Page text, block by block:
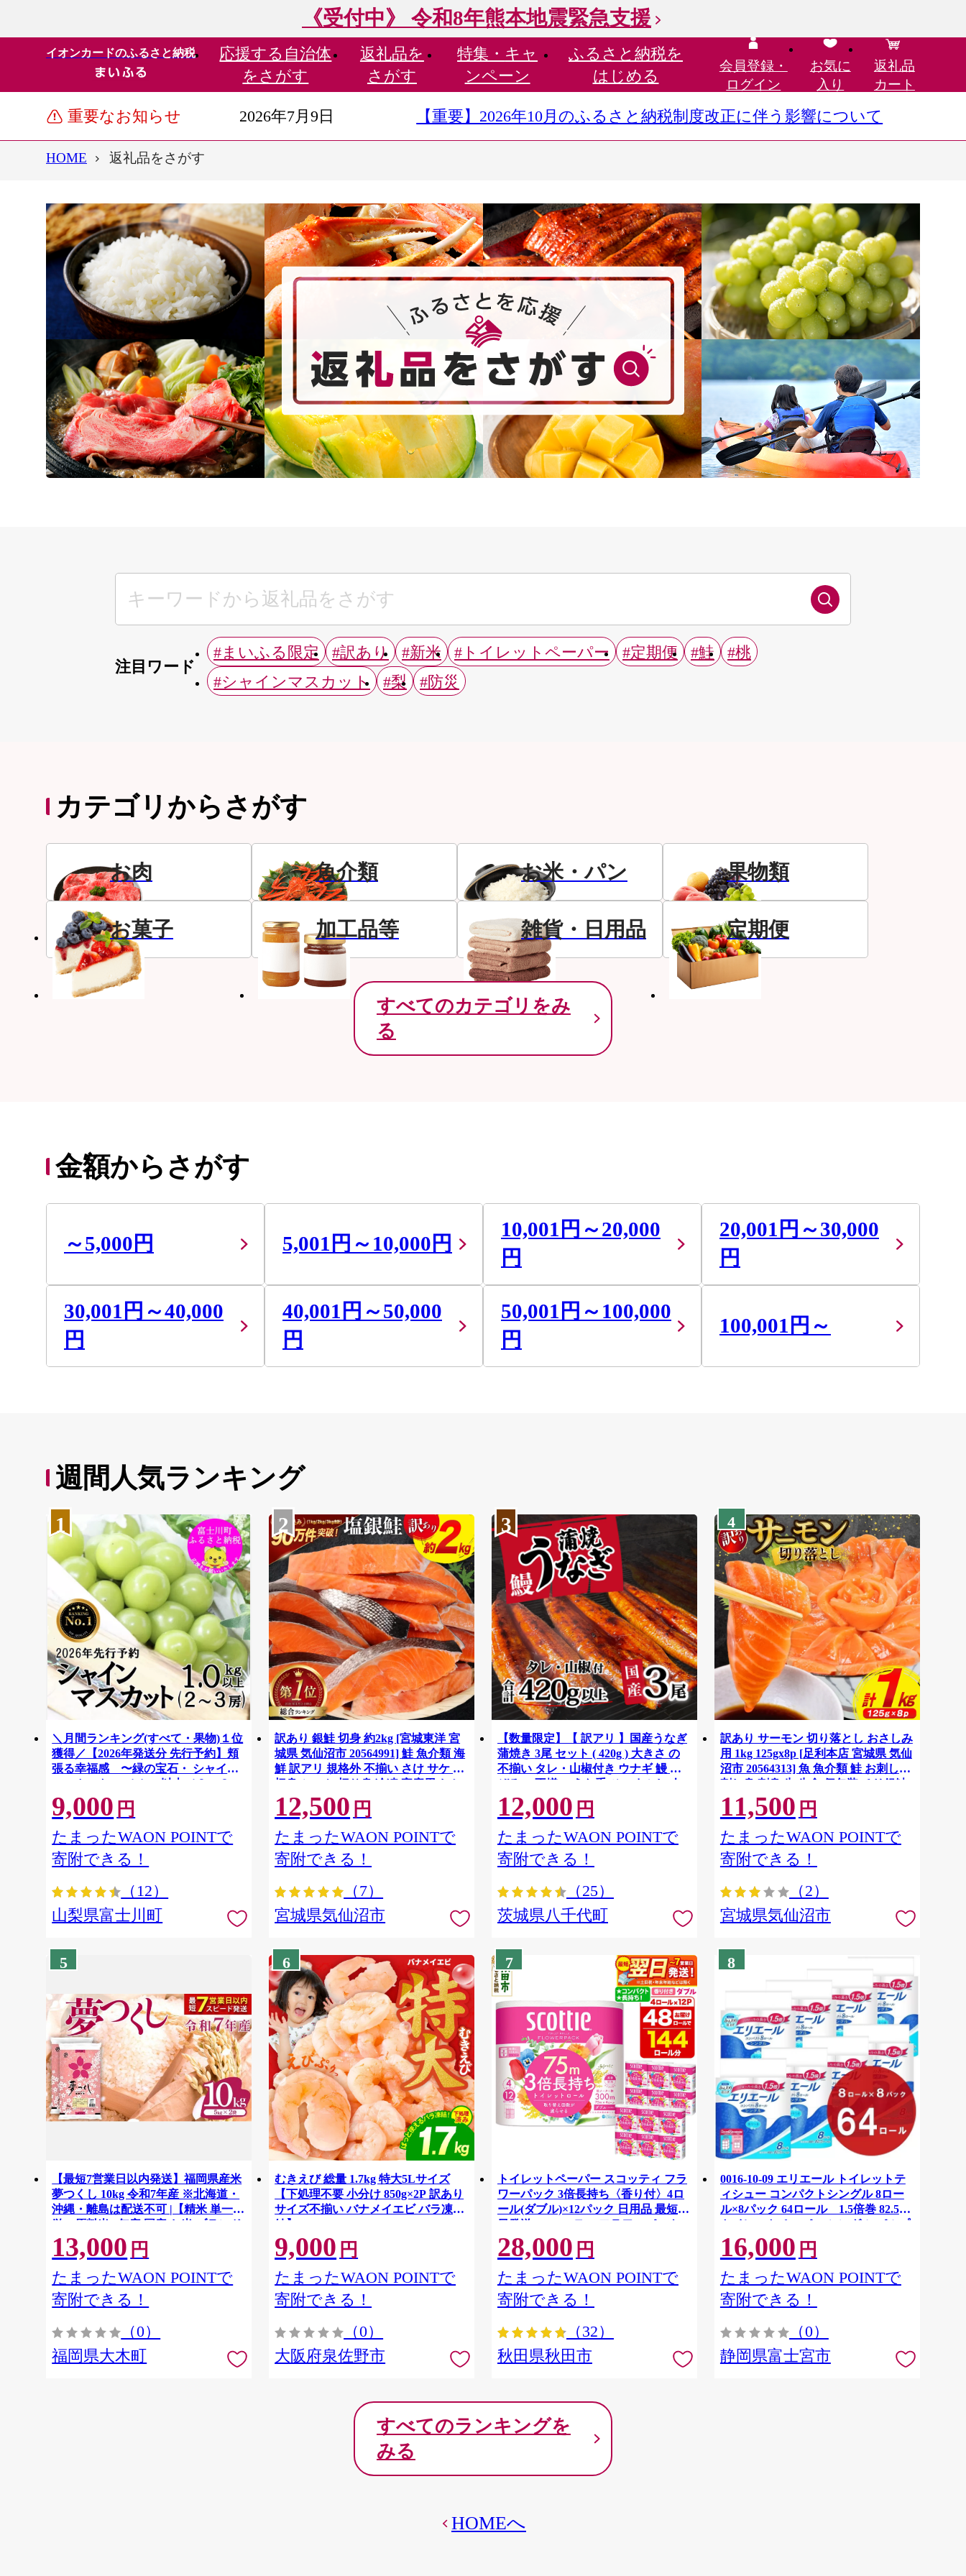
《受付中》 令和8年熊本地震緊急支援
イオンカードのふるさと納税 応援する 自治体
をさがす
返礼品を
さがす
特集・ キャ
ンペーン
ふるさと納税を
はじめる
会員登録・
ログイン
お気に
入り
返礼品
カート
重要なお知らせ 2026年7月9日 【重要】2026年10月のふるさと納税制度改正に伴う影響について
HOME 返礼品をさがす
注目ワード
#まいふる限定 #訳あり #新米 #トイレットペーパー #定期便 #鮭
#桃
#シャインマスカット
#梨 #防災
カテゴリからさがす
お肉 魚介類 お米・パン 果物類
お菓子 加工品等 雑貨・日用品 定期便
すべてのカテゴリをみ
る
金額からさがす
～5,000円 5,001円～10,000円
10,001円～20,000
円
20,001円～30,000
円
30,001円～40,000
円
40,001円～50,000
円
50,001円～100,000
円
100,001円～
週間人気ランキング
1
＼月間ランキング(すべて・果物)１位
獲得／【2026年発送分 先行予約】頬
張る幸福感 〜緑の宝石・ シャイン
マスカット 〜 １ｋｇ以上（２〜３
房） フルーツ 山梨県産 果物 くだも
の シャイン マスカット ぶどう ブド
ウ 葡萄 大粒 種なし 先行予約 富士川
町 10000円 一万円 9000円 九千円
9,000 円
たまったWAON POINTで
寄附できる！
（12）
山梨県富士川町
2
訳あり 銀鮭 切身 約2kg [宮城東洋 宮
城県 気仙沼市 20564991] 鮭 魚介類 海
鮮 訳アリ 規格外 不揃い さけ サケ 鮭
切身 シャケ 切り身 冷凍 家庭用 おか
ず 弁当 支援 サーモン 銀鮭切り身 魚
わけあり
12,500 円
たまったWAON POINTで
寄附できる！
（7）
宮城県気仙沼市
3
【数量限定】【 訳アリ 】国産うなぎ
蒲焼き 3尾 セット ( 420g ) 大きさ の
不揃い タレ・山椒付き ウナギ 鰻 ふ
ぞろい 不揃い うな重 ひつまぶし 人
気 茨城 八千代町 ふるさと納税 冷凍
[SF951ya]
12,000 円
たまったWAON POINTで
寄附できる！
（25）
茨城県八千代町
4
訳あり サーモン 切り落とし おさしみ
用 1kg 125gx8p [足利本店 宮城県 気仙
沼市 20564313] 魚 魚介類 鮭 お刺し身
刺し身 刺身 生 生食 個包装 チリ銀鮭
銀鮭 海鮮 海鮮丼 魚介
11,500 円
たまったWAON POINTで
寄附できる！
（2）
宮城県気仙沼市
5
【最短7営業日以内発送】福岡県産米
夢つくし 10kg 令和7年産 ※北海道・
沖縄・離島は配送不可 |【精米 単一米
単一原料米 7年産 国産 お米 ブランド
米 5kg × 2 ゆめつくし】CY009_01
13,000 円
たまったWAON POINTで
寄附できる！
（0）
福岡県大木町
6
むきえび 総量 1.7kg 特大5Lサイズ
【下処理不要 小分け 850g×2P 訳あり
サイズ不揃い バナメイエビ バラ凍
結】 G4142
9,000 円
たまったWAON POINTで
寄附できる！
（0）
大阪府泉佐野市
7
トイレットペーパー スコッティ フラ
ワーパック 3倍長持ち〈香り付〉4ロ
ール(ダブル)×12パック 日用品 最短翌
日発送 [スコッティ フラワーパック
トイレットペーパー 日本製紙クレシ
ア] 秋田県秋田市
28,000 円
たまったWAON POINTで
寄附できる！
（32）
秋田県秋田市
8
0016-10-09 エリエール トイレットテ
ィシュー コンパクトシングル 8ロー
ル×8パック 64ロール 1.5倍巻 82.5m
トイレットペーパー シングル パルプ
100％ 香りつき 日用品 消耗品 備蓄
16,000 円
たまったWAON POINTで
寄附できる！
（0）
静岡県富士宮市
すべてのランキングを
みる
HOMEへ